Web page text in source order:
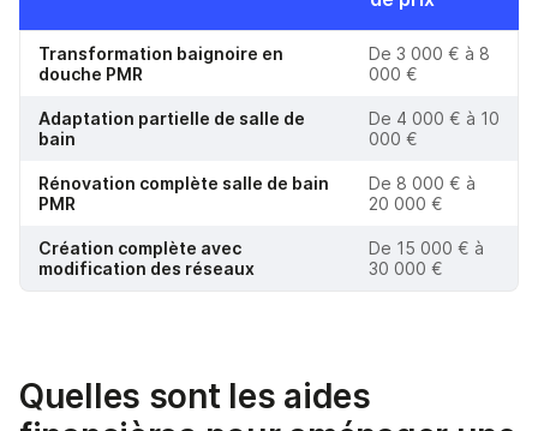
Transformation baignoire en
douche PMR
De 3 000 € à 8
000 €
Adaptation partielle de salle de
bain
De 4 000 € à 10
000 €
Rénovation complète salle de bain
PMR
De 8 000 € à
20 000 €
Création complète avec
modification des réseaux
De 15 000 € à
30 000 €
Quelles sont les aides